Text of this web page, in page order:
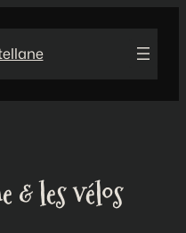
& les vélos